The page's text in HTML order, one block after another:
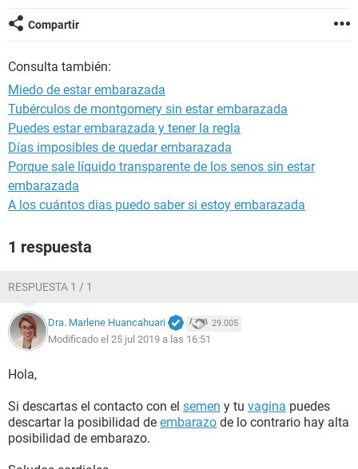
Compartir
Consulta también:
Miedo de estar embarazada
Tubérculos de montgomery sin estar embarazada
Puedes estar embarazada y tener la regla
Días imposibles de quedar embarazada
Porque sale líquido transparente de los senos sin estar
embarazada
A los cuántos dias puedo saber si estoy embarazada
1 respuesta
RESPUESTA 1 / 1
Dra. Marlene Huancahuari 29.005
Modificado el 25 jul 2019 a las 16:51
Hola,
Si descartas el contacto con el semen y tu vagina puedes
descartar la posibilidad de embarazo de lo contrario hay alta
posibilidad de embarazo.